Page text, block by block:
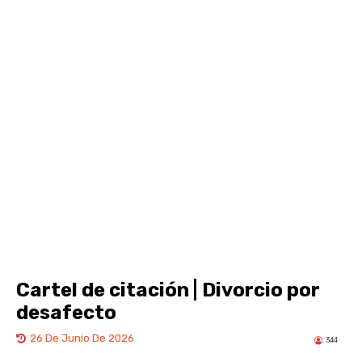
Cartel de citación | Divorcio por
desafecto
26 De Junio De 2026 344